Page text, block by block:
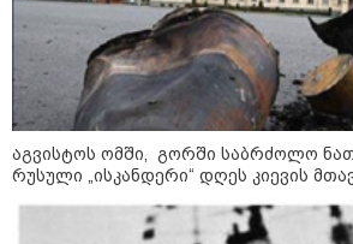
სახელმწიფო
„რუსთაველზე
სასტუმროები
გაუქმებებს
ზარალისკენ
ვიღაც
შეხვდებოდა“
„ფასები 2-3
- ლოკაციები
შემოგარენში,
მიწები
აგვისტოს ომში, გორში საბრძოლო
რუსული „ისკანდერი“ დღეს კიევის